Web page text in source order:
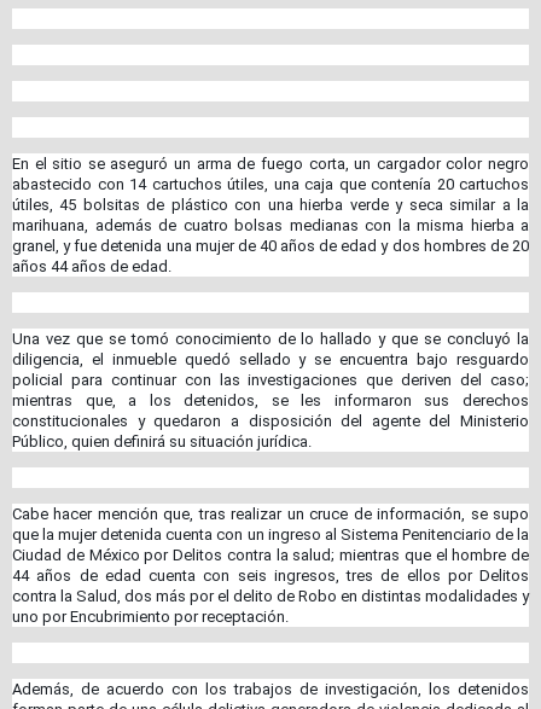
En el sitio se aseguró un arma de fuego corta, un cargador color negro
abastecido con 14 cartuchos útiles, una caja que contenía 20 cartuchos
útiles, 45 bolsitas de plástico con una hierba verde y seca similar a la
marihuana, además de cuatro bolsas medianas con la misma hierba a
granel, y fue detenida una mujer de 40 años de edad y dos hombres de 20
años 44 años de edad.
Una vez que se tomó conocimiento de lo hallado y que se concluyó la
diligencia, el inmueble quedó sellado y se encuentra bajo resguardo
policial para continuar con las investigaciones que deriven del caso;
mientras que, a los detenidos, se les informaron sus derechos
constitucionales y quedaron a disposición del agente del Ministerio
Público, quien definirá su situación jurídica.
Cabe hacer mención que, tras realizar un cruce de información, se supo
que la mujer detenida cuenta con un ingreso al Sistema Penitenciario de la
Ciudad de México por Delitos contra la salud; mientras que el hombre de
44 años de edad cuenta con seis ingresos, tres de ellos por Delitos
contra la Salud, dos más por el delito de Robo en distintas modalidades y
uno por Encubrimiento por receptación.
Además, de acuerdo con los trabajos de investigación, los detenidos